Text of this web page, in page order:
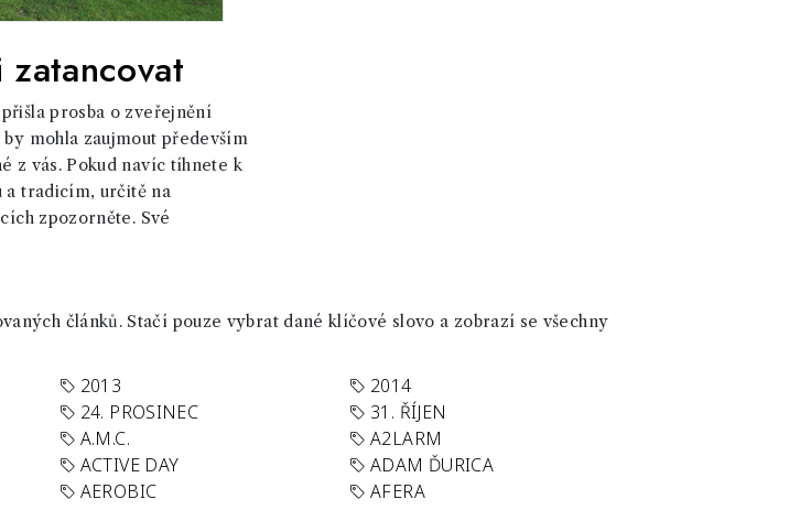
prosba o zveřejnění
mohla zaujmout především
z vás. Pokud navíc tíhnete k
a tradicím, určitě na
zpozorněte. Své
článků. Stačí pouze vybrat dané klíčové slovo a zobrazí se všechny
2013
2014
24. PROSINEC
31. ŘÍJEN
A.M.C.
A2LARM
ACTIVE DAY
ADAM ĎURICA
AEROBIC
AFERA